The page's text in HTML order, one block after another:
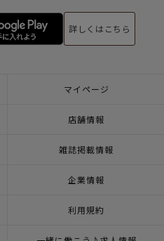
詳しくはこちら
マイページ
店舗情報
雑誌掲載情報
企業情報
利用規約